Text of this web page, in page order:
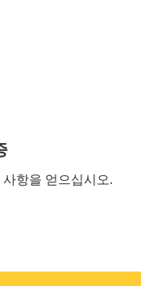
항을 얻으십시오.